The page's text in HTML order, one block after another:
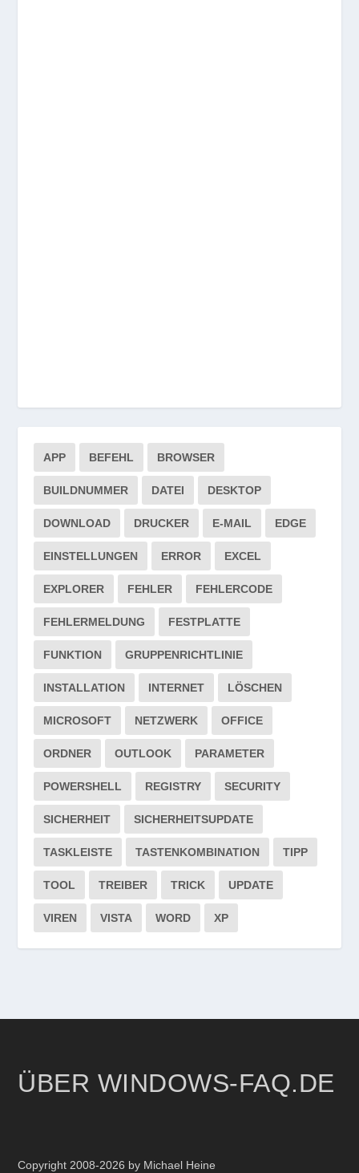
APP BEFEHL BROWSER
BUILDNUMMER DATEI DESKTOP
DOWNLOAD DRUCKER E-MAIL EDGE
EINSTELLUNGEN ERROR EXCEL
EXPLORER FEHLER FEHLERCODE
FEHLERMELDUNG FESTPLATTE
FUNKTION GRUPPENRICHTLINIE
INSTALLATION INTERNET LÖSCHEN
MICROSOFT NETZWERK OFFICE
ORDNER OUTLOOK PARAMETER
POWERSHELL REGISTRY SECURITY
SICHERHEIT SICHERHEITSUPDATE
TASKLEISTE TASTENKOMBINATION TIPP
TOOL TREIBER TRICK UPDATE
VIREN VISTA WORD XP
ÜBER WINDOWS-FAQ.DE
Copyright 2008-2026 by Michael Heine